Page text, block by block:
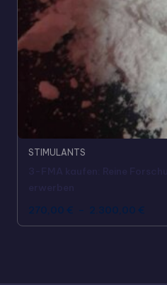
STIMULANTS
270,00 € – 2.300,00 €